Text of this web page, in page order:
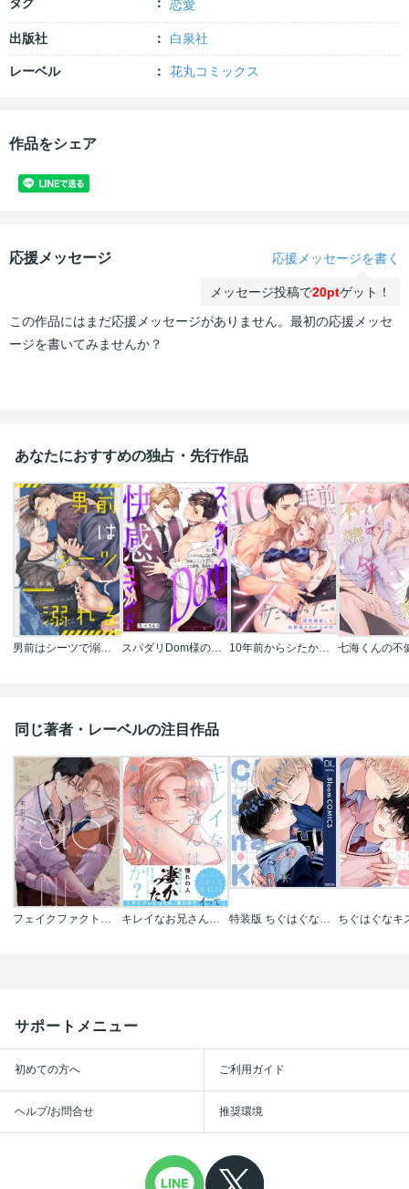
恋愛
出版社 白泉社
レーベル 花丸コミックス
作品をシェア
応援メッセージ 応援メッセージを書く
メッセージ投稿で20ptゲット！
この作品にはまだ応援メッセージがありません。最初の応援メッセ
ージを書いてみませんか？
あなたにおすすめの独占・先行作品
スパダリDom様の快感コマンド～この結婚､業務外!
同じ著者・レーベルの注目作品
フェイクファクトリップス 【電子限定特典付き】 キレイなお兄さんは好きですか? 特装版 ちぐはぐなキス【電子限定描き下ろし付き】 ちぐはぐなキ
サポートメニュー
初めての方へ ご利用ガイド
ヘルプ/お問合せ 推奨環境